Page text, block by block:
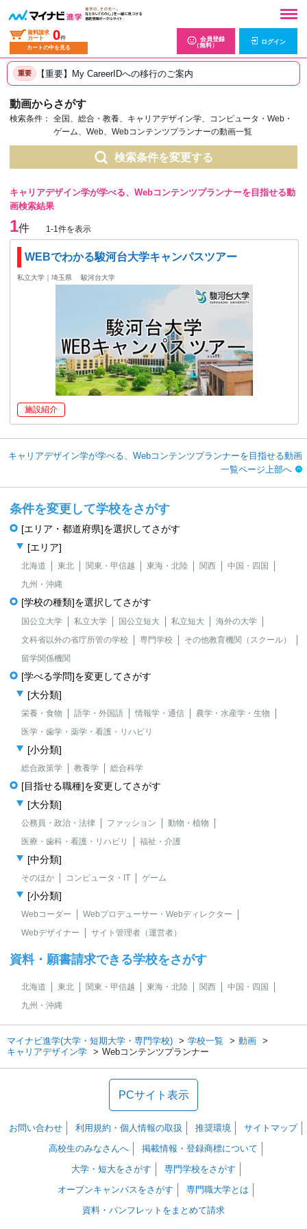
資料請求
カート
0件
カートの中を見る
会員登録
（無料）
ログイン
重要 【重要】My CareerIDへの移行のご案内
動画からさがす
検索条件：
全国、総合・教養、キャリアデザイン学、コンピュータ・Web・
ゲーム、Web、Webコンテンツプランナーの動画一覧
検索条件を変更する
キャリアデザイン学が学べる、Webコンテンツプランナーを目指せる動
画検索結果
1件 1-1件を表示
WEBでわかる駿河台大学キャンパスツアー
私立大学｜埼玉県 駿河台大学
施設紹介
キャリアデザイン学が学べる、Webコンテンツプランナーを目指せる動画
一覧ページ上部へ
条件を変更して学校をさがす
[エリア・都道府県]を選択してさがす
[エリア]
北海道 東北 関東・甲信越 東海・北陸 関西
中国・四国
九州・沖縄
[学校の種類]を選択してさがす
国公立大学 私立大学 国公立短大 私立短大
海外の大学
文科省以外の省庁所管の学校
専門学校
その他教育機関（スクール）
留学関係機関
[学べる学問]を変更してさがす
[大分類]
栄養・食物 語学・外国語 情報学・通信
農学・水産学・生物
医学・歯学・薬学・看護・リハビリ
[小分類]
総合政策学 教養学 総合科学
[目指せる職種]を変更してさがす
[大分類]
公務員・政治・法律 ファッション
動物・植物
医療・歯科・看護・リハビリ
福祉・介護
[中分類]
そのほか コンピュータ・IT ゲーム
[小分類]
Webコーダー
Webプロデューサー・Webディレクター
Webデザイナー
サイト管理者（運営者）
資料・願書請求できる学校をさがす
北海道 東北 関東・甲信越 東海・北陸 関西
中国・四国
九州・沖縄
マイナビ進学(大学・短期大学・専門学校) 学校一覧
動画
キャリアデザイン学
Webコンテンツプランナー
PCサイト表示
お問い合わせ 利用規約・個人情報の取扱 推奨環境
サイトマップ
高校生のみなさんへ
掲載情報・登録商標について
大学・短大をさがす
専門学校をさがす
オープンキャンパスをさがす
専門職大学とは
資料・パンフレットをまとめて請求